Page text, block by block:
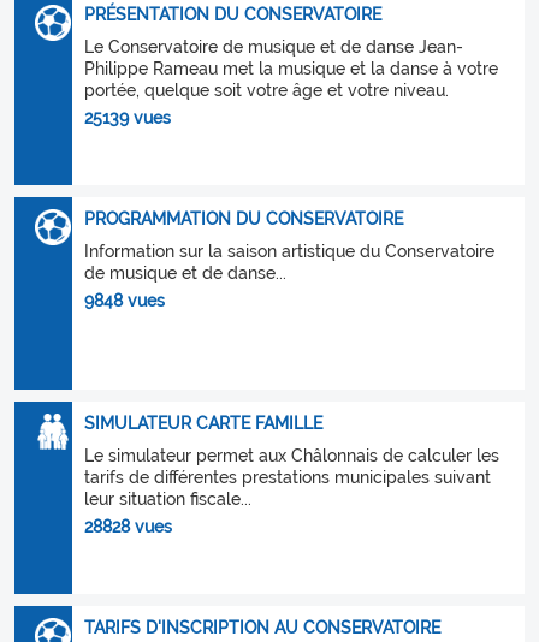
PRÉSENTATION DU CONSERVATOIRE
Le Conservatoire de musique et de danse Jean-
Philippe Rameau met la musique et la danse à votre
portée, quelque soit votre âge et votre niveau.
25139 vues
PROGRAMMATION DU CONSERVATOIRE
Information sur la saison artistique du Conservatoire
de musique et de danse...
9848 vues
SIMULATEUR CARTE FAMILLE
Le simulateur permet aux Châlonnais de calculer les
tarifs de différentes prestations municipales suivant
leur situation fiscale...
28828 vues
TARIFS D'INSCRIPTION AU CONSERVATOIRE